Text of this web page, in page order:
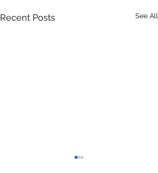
Recent Posts See All